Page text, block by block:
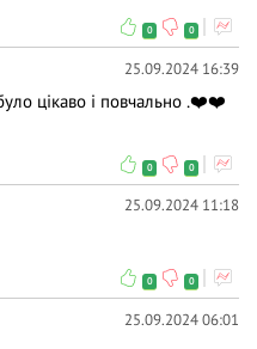
10 балів БПР для
провайдер
в
БПР під номером
0 0
25.09.2024 16:39
цікаво і повчально .❤️❤️
0 0
25.09.2024 11:18
0 0
25.09.2024 06:01